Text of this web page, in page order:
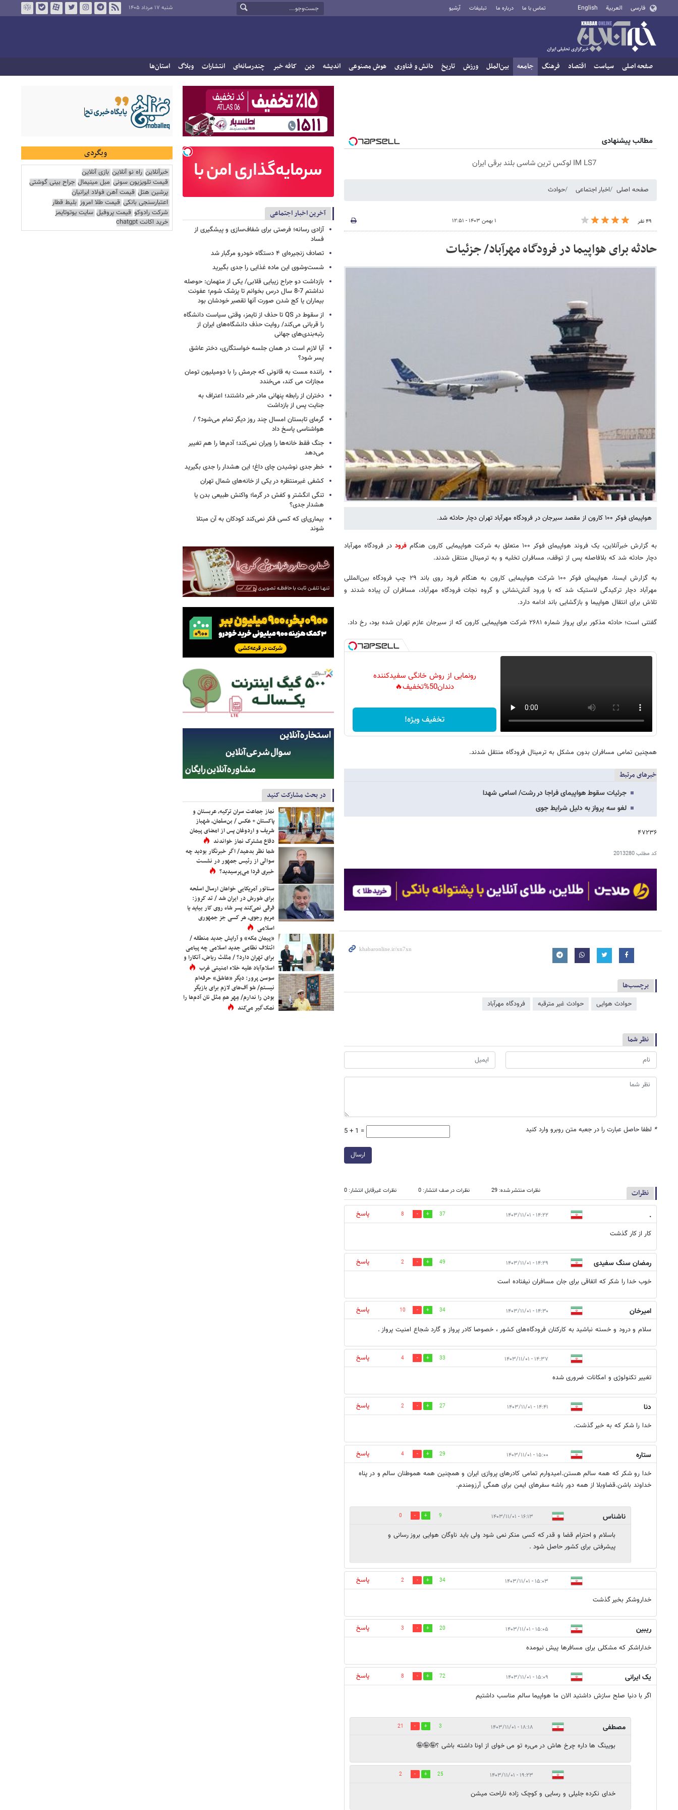
فارسی العربية English تماس با ما درباره ما تبلیغات آرشیو شنبه ۱۷ مرداد ۱۴۰۵
صفحه اصلی سیاست اقتصاد فرهنگ جامعه بین‌الملل ورزش تاریخ دانش و فناوری هوش مصنوعی اندیشه دین کافه خبر چندرسانه‌ای انتشارات وبلاگ استان‌ها
مطالب پیشنهادی
IM LS7 لوکس ترین شاسی بلند برقی ایران
صفحه اصلی اخبار اجتماعی حوادث
۴۹ نفر ۱ بهمن ۱۴۰۳ - ۱۲:۵۱
حادثه برای هواپیما در فرودگاه مهرآباد/ جزئیات
هواپیمای فوکر ۱۰۰ کارون از مقصد سیرجان در فرودگاه مهرآباد تهران دچار حادثه شد.
به گزارش خبرآنلاین، یک فروند هواپیمای فوکر ۱۰۰ متعلق به شرکت هواپیمایی کارون هنگام فرود در فرودگاه مهرآباد
دچار حادثه شد که بلافاصله پس از توقف، مسافران تخلیه و به ترمینال منتقل شدند.
به گزارش ایسنا، هواپیمای فوکر ۱۰۰ شرکت هواپیمایی کارون به هنگام فرود روی باند ۲۹ چپ فرودگاه بین‌المللی
مهرآباد دچار ترکیدگی لاستیک شد که با ورود آتش‌نشانی و گروه نجات فرودگاه مهرآباد، مسافران آن پیاده شدند و
تلاش برای انتقال هواپیما و بازگشایی باند ادامه دارد.
گفتنی است؛ حادثه مذکور برای پرواز شماره ۲۶۸۱ شرکت هواپیمایی کارون که از سیرجان عازم تهران شده بود، رخ داد.
رونمایی از روش خانگی سفیدکننده
دندان50%تخفیف🔥
تخفیف ویژه!
همچنین تمامی مسافران بدون مشکل به ترمینال فرودگاه منتقل شدند.
خبرهای مرتبط
جرئیات سقوط هواپیمای فراجا در رشت/ اسامی شهدا
لغو سه پرواز به دلیل شرایط جوی
۴۷۲۳۶
کد مطلب2013280
برچسب‌ها
حوادث هوایی حوادث غیر مترقبه فرودگاه مهرآباد
نظر شما
* لطفا حاصل عبارت را در جعبه متن روبرو وارد کنید 5 + 1 =
ارسال
نظرات نظرات منتشر شده: 29 نظرات در صف انتشار: 0 نظرات غیرقابل انتشار: 0
. ۱۴:۲۲ - ۱۴۰۳/۱۱/۰۱ 37
8
پاسخ
کار از کار گذشت
رمضان سنگ سفیدی ۱۴:۲۹ - ۱۴۰۳/۱۱/۰۱ 49
2
پاسخ
خوب خدا را شکر که اتفاقی برای جان مسافران نیفتاده است
امیرخان ۱۴:۳۰ - ۱۴۰۳/۱۱/۰۱ 34
10
پاسخ
سلام و درود و خسته نباشید به کارکنان فرودگاه‌های کشور ، خصوصا کادر پرواز و گارد شجاع امنیت پرواز .
۱۴:۳۷ - ۱۴۰۳/۱۱/۰۱ 33
4
پاسخ
تغییر تکنولوژی و امکانات ضروری شده
دنا ۱۴:۴۱ - ۱۴۰۳/۱۱/۰۱ 27
2
پاسخ
خدا را شکر که به خیر گذشت.
ستاره ۱۵:۰۰ - ۱۴۰۳/۱۱/۰۱ 29
4
پاسخ
خدا رو شکر که همه سالم هستن.امیدوارم تمامی کادرهای پروازی ایران و همچنین همه هموطنان سالم و در پناه
خداوند باشن.قضاوبلا از همه دور باشه سفرهای ایمن برای همگی آرزومندم.
ناشناس ۱۶:۱۳ - ۱۴۰۳/۱۱/۰۱ 9
0
باسلام و احترام قضا و قدر که کسی منکر نمی شود ولی باید ناوگان هوایی بروز رسانی و
پیشرفتی برای کشور حاصل شود .
۱۵:۰۳ - ۱۴۰۳/۱۱/۰۱ 34
2
پاسخ
خداروشکر بخیر گذشت
ریبین ۱۵:۰۵ - ۱۴۰۳/۱۱/۰۱ 20
3
پاسخ
خداراشکر که مشکلی برای مسافرها پیش نیومده
یک ایرانی ۱۵:۰۹ - ۱۴۰۳/۱۱/۰۱ 72
8
پاسخ
اگر با دنیا صلح سازش داشتید الان ما هواپیما سالم مناسب داشتیم
مصطفی ۱۸:۱۸ - ۱۴۰۳/۱۱/۰۱ 3
21
بویینگ ها داره چرخ هاش در می‌ره تو می خوای از اونا داشته باشی ؟🤪🤪🤪
۱۹:۲۳ - ۱۴۰۳/۱۱/۰۱ 25
2
خدای نکرده جلیلی و رسایی و کوچک زاده ناراحت میشن
آخرین اخبار اجتماعی
آزادی رسانه؛ فرصتی برای شفاف‌سازی و پیشگیری از
فساد
تصادف زنجیره‌ای ۴ دستگاه خودرو مرگبار شد
شست‌وشوی این ماده غذایی را جدی بگیرید
بازداشت دو جراح زیبایی قلابی/ یکی از متهمان: حوصله
نداشتم 7-8 سال درس بخوانم تا پزشک شوم؛ عفونت
بیماران یا کج شدن صورت آنها تقصبر خودشان بود
از سقوط در QS تا حذف از تایمز، وقتی سیاست دانشگاه
را قربانی می‌کند/ روایت حذف دانشگاه‌های ایران از
رتبه‌بندی‌های جهانی
آیا لازم است در همان جلسه خواستگاری، دختر عاشق
پسر شود؟
راننده مست به قانونی که جرمش را با دومیلیون تومان
مجازات می کند، می‌خندد
دختران از رابطه پنهانی مادر خبر داشتند؛ اعتراف به
جنایت پس از بازداشت
گرمای تابستان امسال چند روز دیگر تمام می‌شود؟ /
هواشناسی پاسخ داد
جنگ فقط خانه‌ها را ویران نمی‌کند؛ آدم‌ها را هم تغییر
می‌دهد
خطر جدی نوشیدن چای داغ؛ این هشدار را جدی بگیرید
کشفی غیرمنتظره در یکی از خانه‌های شمال تهران
تنگی انگشتر و کفش در گرما؛ واکنش طبیعی بدن یا
هشدار جدی؟
بیماری‌ای که کسی فکر نمی‌کند کودکان به آن مبتلا
شوند
در بحث مشارکت کنید
نماز جماعت سران ترکیه، عربستان و
پاکستان + عکس / بن‌سلمان، شهباز
شریف و اردوغان پس از امضای پیمان
دفاع مشترک نماز خواندند
شما نظر بدهید/ اگر خبرنگار بودید چه
سوالی از رئیس جمهور در نشست
خبری فردا می‌پرسیدید؟
سناتور آمریکایی خواهان ارسال اسلحه
برای شورش در ایران شد / تد کروز:
فرقی نمی‌کند پسر شاه روی کار بیاید یا
مریم رجوی، هر کسی جز جمهوری
اسلامی
«پیمان مکه» و آرایش جدید منطقه /
ائتلاف نظامی جدید اسلامی چه پیامی
برای تهران دارد؟ / مثلث ریاض، آنکارا و
اسلام‌آباد علیه خلاء امنیتی غرب
سوسن پرور: دیگر «عاشق» حرفه‌ام
نیستم/ شو آف‌های لازم برای بازیگر
بودن را ندارم/ مِهر هم مثل نان آدم‌ها را
نمک‌گیر می‌کند
وبگردی
خبرآنلاین راه نو آنلاین بازی آنلاین
قیمت تلویزیون سونی مبل مینیمال جراح بینی گوشتی
پرشین هتل قیمت آهن فولاد ایرانیان
اعتبارسنجی بانکی قیمت طلا امروز بلیط قطار
شرکت رادوکو قیمت پروفیل سایت یوتوتایمز
خرید اکانت chatgpt